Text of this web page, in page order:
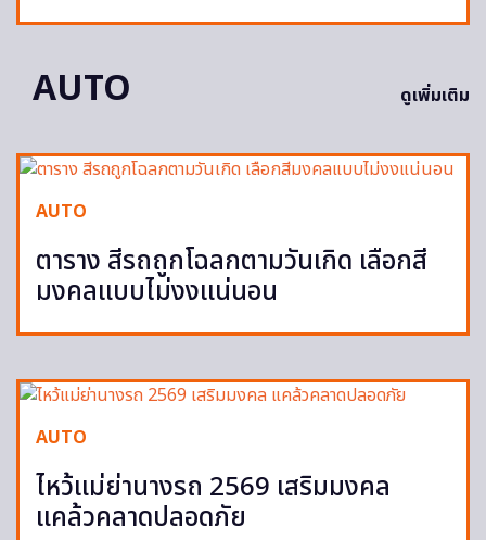
AUTO ดูเพิ่มเติม
AUTO
ตาราง สีรถถูกโฉลกตามวันเกิด เลือกสี
มงคลแบบไม่งงแน่นอน
AUTO
ไหว้แม่ย่านางรถ 2569 เสริมมงคล
แคล้วคลาดปลอดภัย